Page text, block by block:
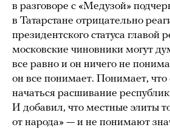
в разговоре с «Медузой»
в Татарстане отрицательно
президентского статуса главой
московские чиновники могут
все равно и он ничего не
он все понимает. Понимает, что
начаться расшивание
И добавил, что местные элиты
от народа» — и не понимают